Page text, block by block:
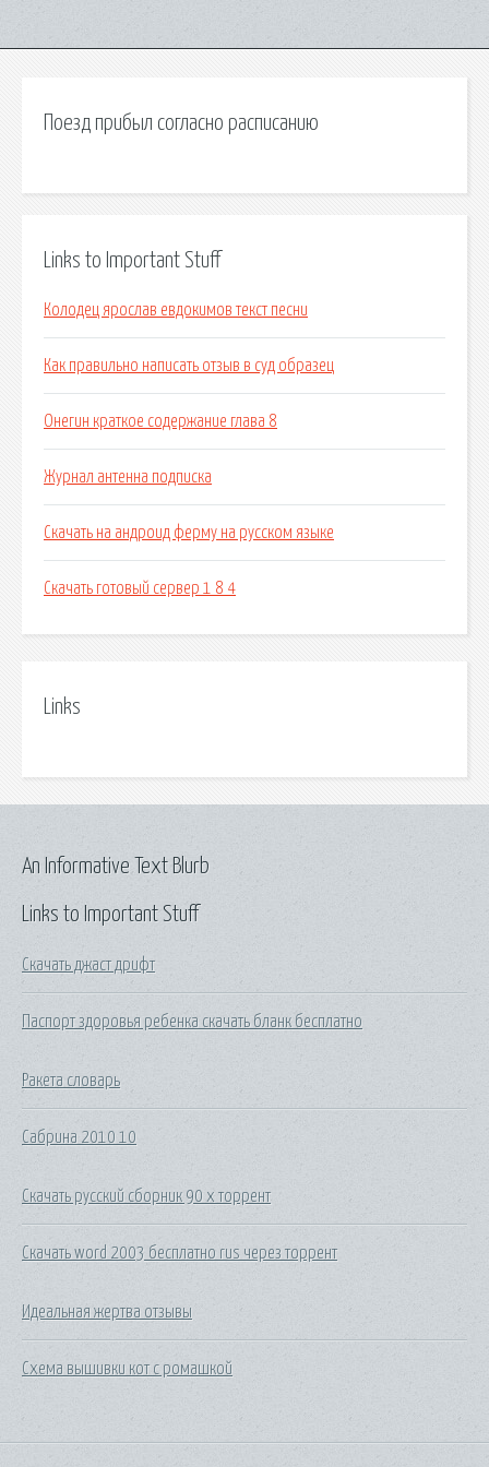
Поезд прибыл согласно расписанию
Links to Important Stuff
Колодец ярослав евдокимов текст песни
Как правильно написать отзыв в суд образец
Онегин краткое содержание глава 8
Журнал антенна подписка
Скачать на андроид ферму на русском языке
Скачать готовый сервер 1 8 4
Links
Links to Important Stuff
Скачать джаст дрифт
Паспорт здоровья ребенка скачать бланк бесплатно
Ракета словарь
Сабрина 2010 10
Скачать русский сборник 90 х торрент
Скачать word 2003 бесплатно rus через торрент
Идеальная жертва отзывы
Схема вышивки кот с ромашкой
An Informative Text Blurb